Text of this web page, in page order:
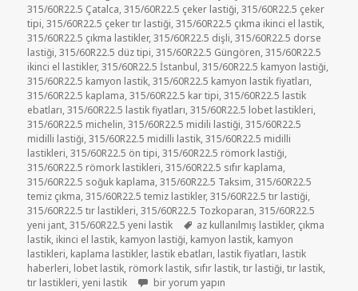
315/60R22.5 Çatalca,315/60R22.5 çeker lastiği,315/60R22.5 çeker
tipi,315/60R22.5 çeker tır lastiği,315/60R22.5 çıkma ikinci el lastik,
315/60R22.5 çıkma lastikler,315/60R22.5 dişli,315/60R22.5 dorse
lastiği,315/60R22.5 düz tipi,315/60R22.5 Güngören,315/60R22.5
ikinci el lastikler,315/60R22.5 İstanbul,315/60R22.5 kamyon lastiği,
315/60R22.5 kamyon lastik,315/60R22.5 kamyon lastik fiyatları,
315/60R22.5 kaplama,315/60R22.5 kar tipi,315/60R22.5 lastik
ebatları,315/60R22.5 lastik fiyatları,315/60R22.5 lobet lastikleri,
315/60R22.5 michelin,315/60R22.5 midili lastiği,315/60R22.5
midilli lastiği,315/60R22.5 midilli lastik,315/60R22.5 midilli
lastikleri,315/60R22.5 ön tipi,315/60R22.5 römork lastiği,
315/60R22.5 römork lastikleri,315/60R22.5 sıfır kaplama,
315/60R22.5 soğuk kaplama,315/60R22.5 Taksim,315/60R22.5
temiz çıkma,315/60R22.5 temiz lastikler,315/60R22.5 tır lastiği,
315/60R22.5 tır lastikleri,315/60R22.5 Tozkoparan,315/60R22.5
yeni jant,315/60R22.5 yeni lastik Etiketler
az kullanılmış lastikler, çıkma
lastik, ikinci el lastik, kamyon lastiği, kamyon lastik, kamyon
lastikleri, kaplama lastikler, lastik ebatları, lastik fiyatları, lastik
haberleri, lobet lastik, römork lastik, sıfır lastik,tır lastiği,tır lastik,
tır lastikleri,yeni lastik 315-60R22.5 İKİNCİ EL ÇIKMA LASTİKLER için
bir yorum yapın